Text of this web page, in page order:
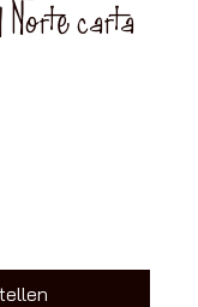
Norte carta